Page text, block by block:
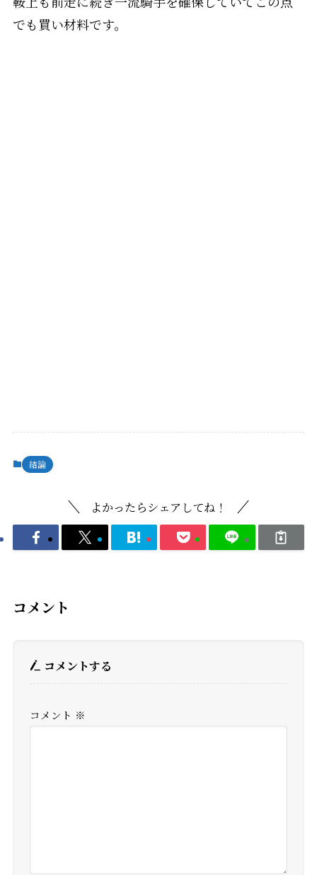
でも買い材料です。
結論
よかったらシェアしてね！
コメント
コメントする
コメント ※